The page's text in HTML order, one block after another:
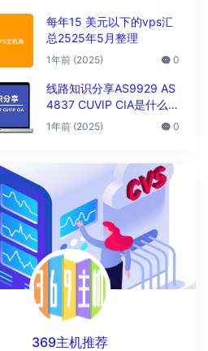
每年15 美元以下的vps汇
总2525年5月整理
1年前 (2025) 0
线路知识分享AS9929 AS
4837 CUVIP CIA是什么线
路?
1年前 (2025) 0
369主机推荐